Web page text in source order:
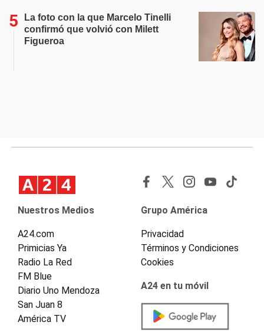
La foto con la que Marcelo Tinelli
confirmó que volvió con Milett
Figueroa
Nuestros Medios
A24.com
Primicias Ya
Radio La Red
FM Blue
Diario Uno Mendoza
San Juan 8
América TV
Grupo América
Privacidad
Términos y Condiciones
Cookies
A24 en tu móvil